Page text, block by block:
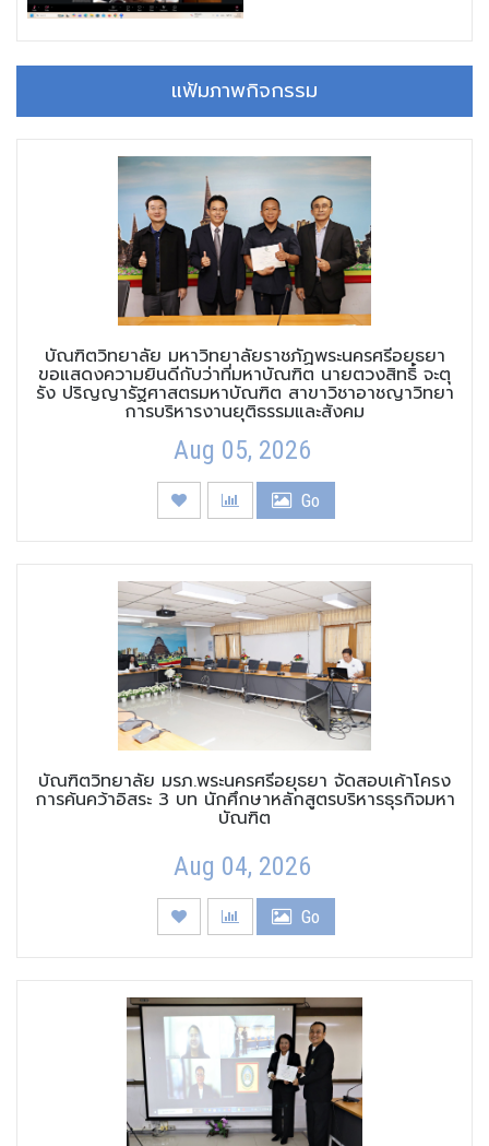
แฟ้มภาพกิจกรรม
บัณฑิตวิทยาลัย มหาวิทยาลัยราชภัฏพระนครศรีอยุธยา
ขอแสดงความยินดีกับว่าที่มหาบัณฑิต นายตวงสิทธิ์ จะตุ
รัง ปริญญารัฐศาสตรมหาบัณฑิต สาขาวิชาอาชญาวิทยา
การบริหารงานยุติธรรมและสังคม
Aug 05, 2026
Go
บัณฑิตวิทยาลัย มรภ.พระนครศรีอยุธยา จัดสอบเค้าโครง
การค้นคว้าอิสระ 3 บท นักศึกษาหลักสูตรบริหารธุรกิจมหา
บัณฑิต
Aug 04, 2026
Go